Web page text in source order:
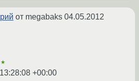
от megabaks 04.05.2012
+00:00